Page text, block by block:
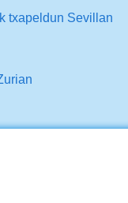
txapeldun Sevillan